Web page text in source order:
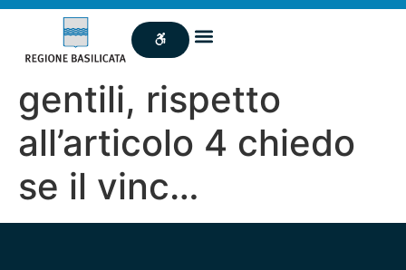
gentili, rispetto
all’articolo 4 chiedo
se il vinc…